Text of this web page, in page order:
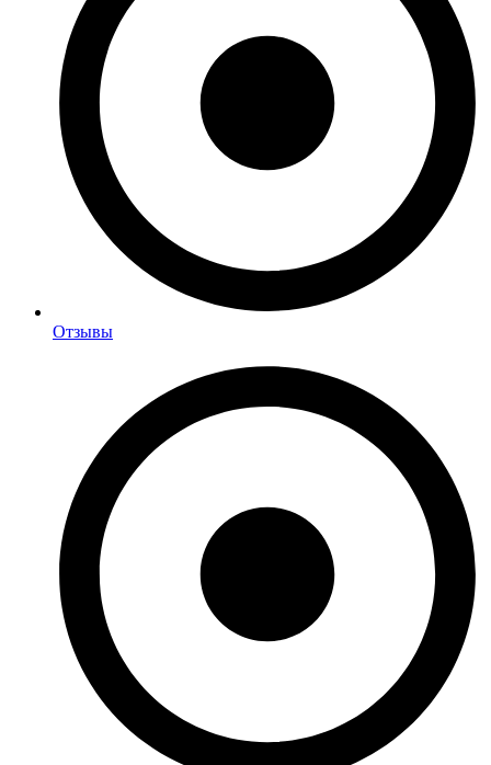
Отзывы